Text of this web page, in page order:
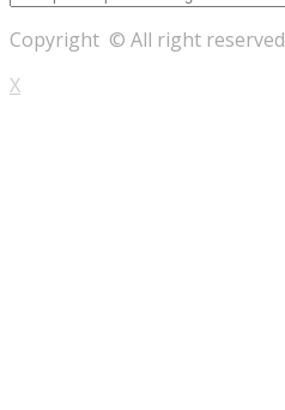
Copyright © All right reserved
X